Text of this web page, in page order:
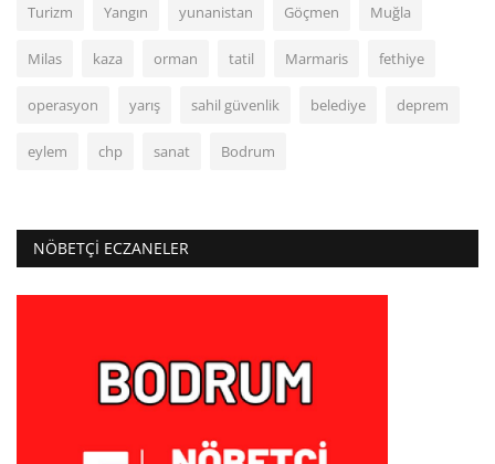
Turizm Yangın yunanistan Göçmen Muğla
Milas kaza orman tatil Marmaris fethiye
operasyon yarış sahil güvenlik belediye deprem
eylem chp sanat Bodrum
NÖBETÇI ECZANELER